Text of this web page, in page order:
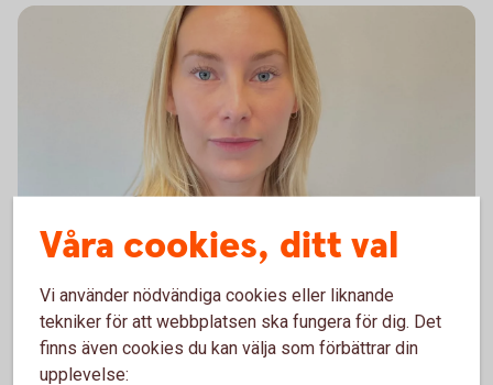
Alma Gustavsson Juristgruppen Väst - 1
Nya lagförslag om
bodelningsprocessen
Att skiljas handlar sällan bara om juridik. Det är ofta
en av livets mest omvälvande perioder,
Våra cookies, ditt val
Vi använder nödvändiga cookies eller liknande
tekniker för att webbplatsen ska fungera för dig. Det
finns även cookies du kan välja som förbättrar din
upplevelse: